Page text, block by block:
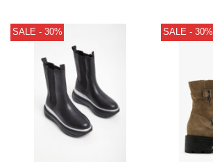
SALE - 30% SALE - 30%